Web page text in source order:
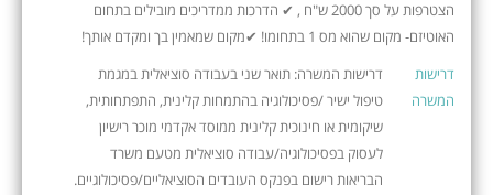
הצטרפות על סך 2000 ש"ח , ✔ הדרכות ממדריכים מובילים בתחום
האוטיזם- מקום שהוא מס 1 בתחומו! ✔מקום שמאמין בך ומקדם אותך!
דרישות
המשרה
דרישות המשרה: תואר שני בעבודה סוציאלית במגמת
טיפול ישיר /פסיכולוגיה בהתמחות קלינית, התפתחותית,
שיקומית או חינוכית קלינית ממוסד אקדמי מוכר רישיון
לעסוק בפסיכולוגיה/עבודה סוציאלית מטעם משרד
הבריאות רישום בפנקס העובדים הסוציאליים/פסיכולוגיים.